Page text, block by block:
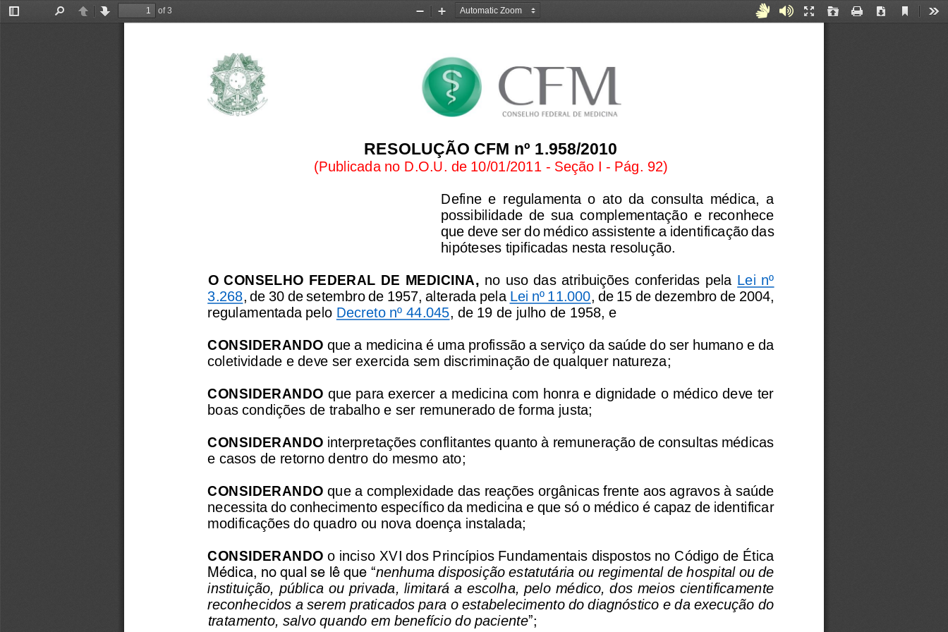
Toggle
PreviousNext
of 3
Acessibilidade
Áudiodescrição
Presentation
Open Print Download
Current
Zoom
Zoom
RESOLUÇÃO CFM nº 1.958/2010
(Publicada no D.O.U. de 10/01/2011 - Seção I - Pág . 92)
Define  e  regulamenta  o  ato  da  consulta  médica,  a
possibilidade  de  sua  complementação  e  reconhece
que deve ser do médico assistente a identificação das
hipóteses tipificadas nesta resolução.
O CONSELHO  FEDERAL  DE  MEDICINA, no  uso das  atribuições  conferidas pela Lei nº
3.268 , de 30 de setembro de 1957, alterada pela Lei nº 11.000 , de 15 de dezembro de 2004,
regulamentada pelo Decreto nº 44.045 , de 19 de julho de 1958, e
CONSIDERANDO que a medicina é uma profissão a serviço da saúde do ser humano e da
coletividade e deve ser exercida sem discriminação de qualquer natureza;
CONSIDERANDO que para exercer a medicina com honra e dignidade o médico deve ter
boas condições de trabalho e ser remunerado de forma justa;
CONSIDERANDO interpretações conflitantes quanto à remuneração de consultas médicas
e casos de retorno dentro do mesmo ato;
CONSIDERANDO que a complexidade das reações orgânicas frente aos agravos à saúde
necessita do conhecimento específico da medicina e que só o médico é capaz de identificar
modificações do quadro ou nova doença instalada;
CONSIDERANDO o inciso XVI dos Princípios Fundamentais dispostos no Código de Ética
Médica, no qual se lê que “nenhuma disposição estatutária ou regimental de hospital ou de
instituição, pública ou privada, limitará a escolha, pelo médico, dos meios cientificamente
reconhecidos a serem praticados para o estabelecimento do diagnóstico e da execução do
tratamento, salvo quando em benefício do paciente”;